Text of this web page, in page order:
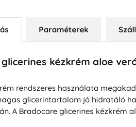
Paraméterek
kézkrém aloe
rendszeres használata
glicerintartalom jó hidratáló
A Bradocare glicerines kézkrém